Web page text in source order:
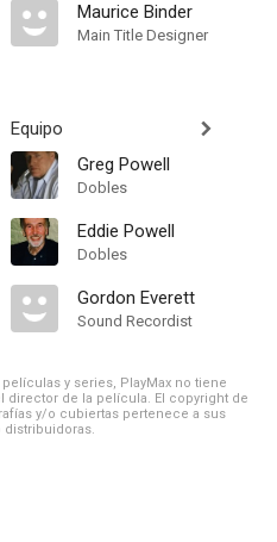
Maurice Binder
Main Title Designer
Equipo
Greg Powell
Dobles
Eddie Powell
Dobles
Gordon Everett
Sound Recordist
y series, PlayMax no tiene
de la película. El copyright de
y/o cubiertas pertenece a sus
distribuidoras.